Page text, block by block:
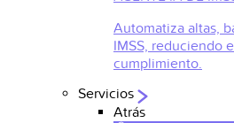
Automatiza altas,
IMSS, reduciendo
cumplimiento.
Servicios
Atrás